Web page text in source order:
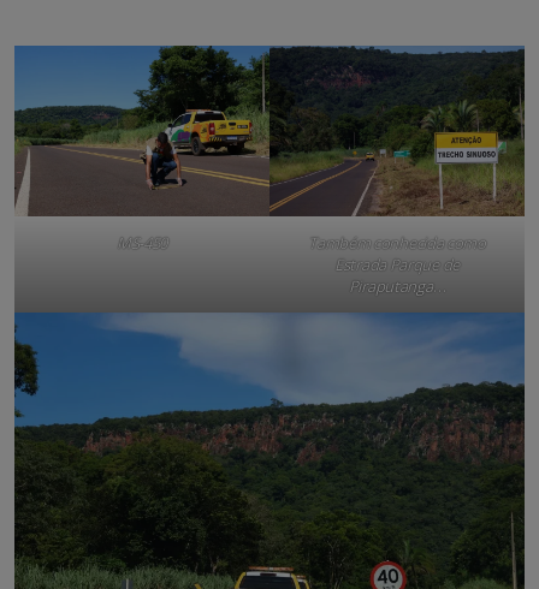
MS-450
Também conhecida como
Estrada Parque de
Piraputanga…